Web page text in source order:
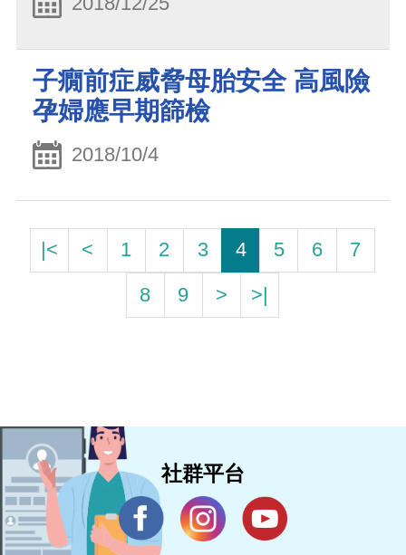
子癇前症威脅母胎安全 高風險
孕婦應早期篩檢
2018/10/4
|< < 1 2 3 4 5 6
7
8
9 > >|
社群平台